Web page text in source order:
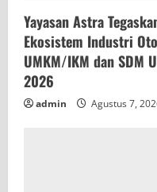
Yayasan Astra
Ekosistem Industri
UMKM/IKM dan SDM
2026
admin Agustus 7,